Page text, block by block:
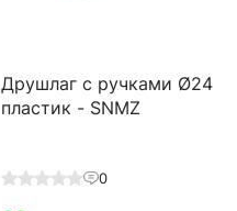
Друшлаг с ручками Ø24
пластик - SNMZ
0